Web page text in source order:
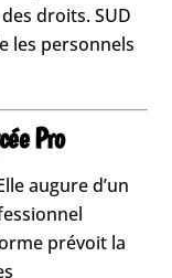
droits. SUD
les personnels
Pro
augure d’un
prévoit la